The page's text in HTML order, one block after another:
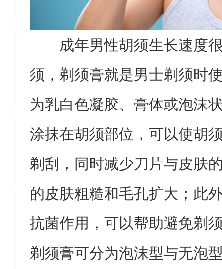
成年男性胡须生长速度
须，剃须膏就是男士剃须时
为乳白色凝胶、膏体或泡沫
涂抹在胡须部位，可以使胡
剃刮，同时减少刀片与皮肤
的皮肤粗糙和毛孔扩大；此
抗菌作用，可以帮助避免剃
剃须膏可分为泡沫型与无泡